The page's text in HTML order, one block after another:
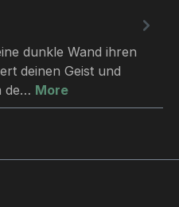
dunkle Wand ihren
deinen Geist und
de… More